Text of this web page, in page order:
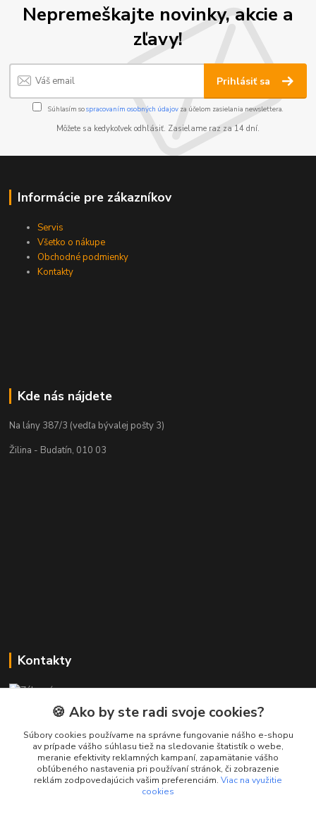
Nepremeškajte novinky, akcie a
zľavy!
Prihlásiť sa
Súhlasím sospracovaním osobných údajov za účelom zasielania newslettera.
Môžete sa kedykoľvek odhlásiť. Zasielame raz za 14 dní.
Informácie pre zákazníkov
Servis
Všetko o nákupe
Obchodné podmienky
Kontakty
Kde nás nájdete
Na lány 387/3 (vedľa bývalej pošty 3)
Žilina - Budatín, 010 03
Kontakty
+421 911 010 560
Po-Pia, 13-17 hod.
info@presmartfon.sk
🍪 Ako by ste radi svoje cookies?
Súbory cookies používame na správne fungovanie nášho e-shopu
av prípade vášho súhlasu tiež na sledovanie štatistík o webe,
meranie efektivity reklamných kampaní, zapamätanie vášho
obľúbeného nastavenia pri používaní stránok, či zobrazenie
reklám zodpovedajúcich vašim preferenciám. Viac na využitie
cookies